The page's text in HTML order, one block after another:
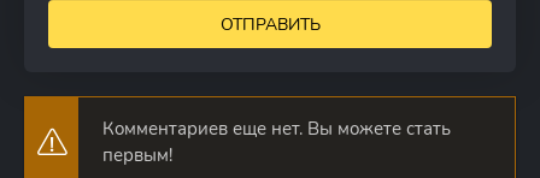
ОТПРАВИТЬ
Комментариев еще нет. Вы можете стать
первым!